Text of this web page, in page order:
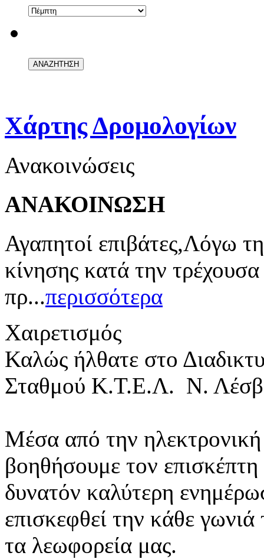
Χάρτης Δρομολογίων
Ανακοινώσεις
ΑΝΑΚΟΙΝΩΣΗ
Αγαπητοί επιβάτες,Λόγω
κίνησης κατά την
πρ...περισσότερα
Χαιρετισμός
Καλώς ήλθατε στο
Σταθμού Κ.Τ.Ε.Λ. Ν.
Μέσα από την ηλεκτρονική
βοηθήσουμε τον
δυνατόν καλύτερη
επισκεφθεί την κάθε
τα λεωφορεία μας.